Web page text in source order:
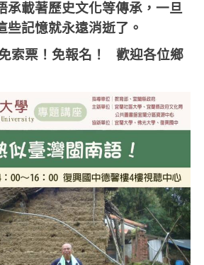
承載著歷史文化等傳承，一旦
些記憶就永遠消逝了。
索票！免報名！歡迎各位鄉